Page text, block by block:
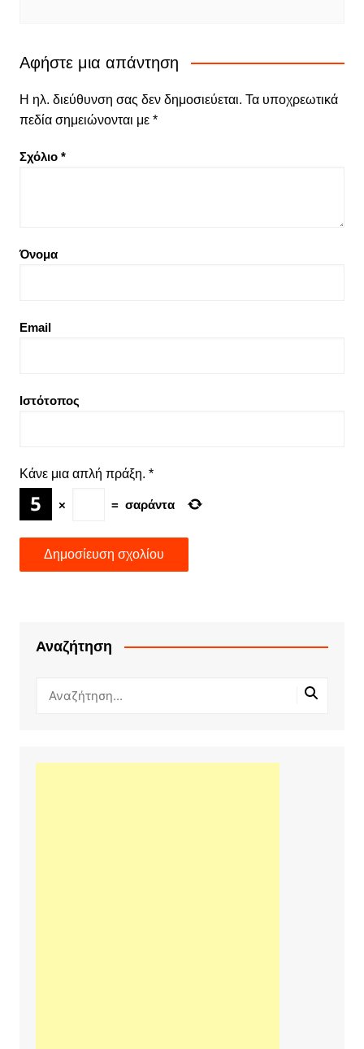
Αφήστε μια απάντηση
Η ηλ. διεύθυνση σας δεν δημοσιεύεται. Τα υποχρεωτικά
πεδία σημειώνονται με *
Σχόλιο *
Όνομα
Email
Ιστότοπος
Κάνε μια απλή πράξη. *
× = σαράντα
Αναζήτηση